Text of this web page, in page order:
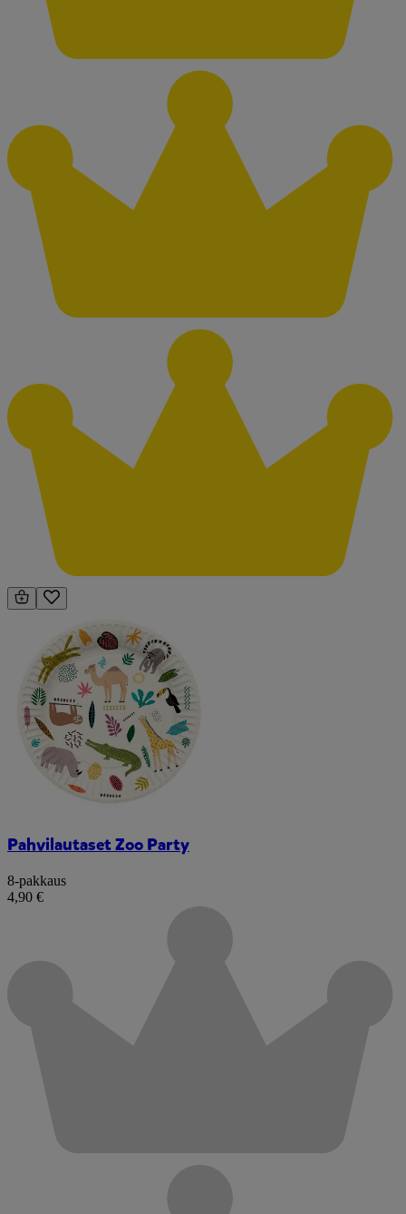
Pahvilautaset Zoo Party
8-pakkaus
4,90 €